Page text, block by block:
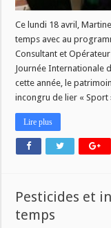
Ce lundi 18 avril,
temps avec au
Consultant et
Journée Internationale
cette année, le
incongru de lier «
Lire plus
Pesticides et
temps